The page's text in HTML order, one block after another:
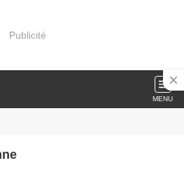
Publicité
MENU